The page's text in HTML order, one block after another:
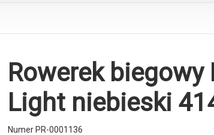
Rowerek biegowy
Light niebieski
Numer PR-0001136